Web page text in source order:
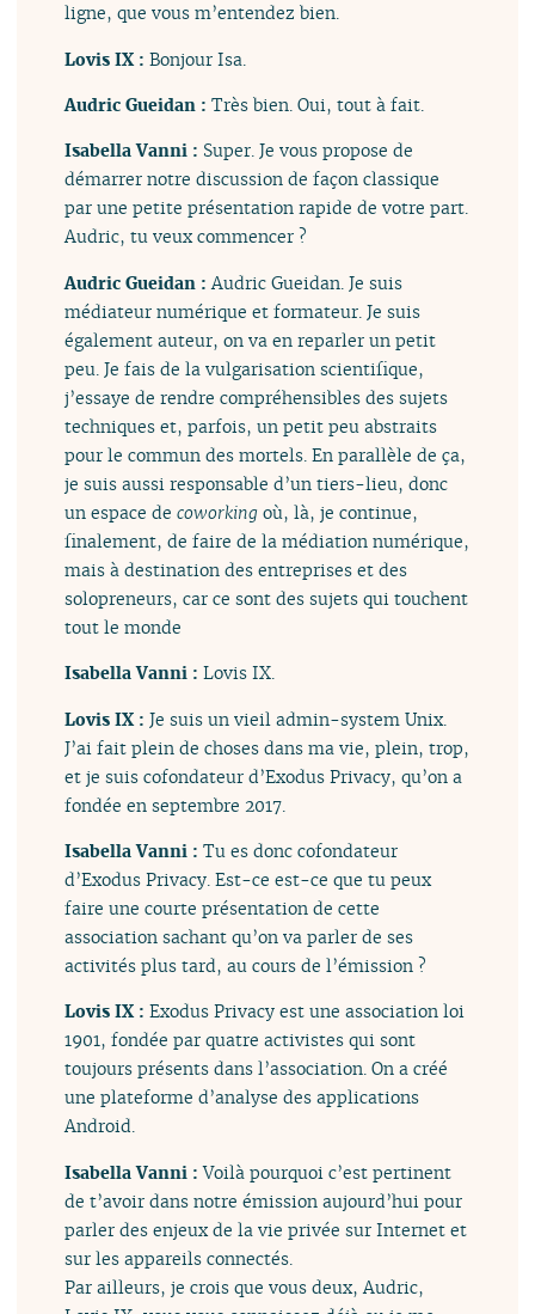
ligne, que vous m’entendez bien.
Lovis IX :Bonjour Isa.
Audric Gueidan :Très bien. Oui, tout à fait.
Isabella Vanni : Super. Je vous propose de
démarrer notre discussion de façon classique
par une petite présentation rapide de votre part.
Audric, tu veux commencer ?
Audric Gueidan :Audric Gueidan. Je suis
médiateur numérique et formateur. Je suis
également auteur, on va en reparler un petit
peu. Je fais de la vulgarisation scientifique,
j’essaye de rendre compréhensibles des sujets
techniques et, parfois, un petit peu abstraits
pour le commun des mortels. En parallèle de ça,
je suis aussi responsable d’un tiers-lieu, donc
un espace decoworking où, là, je continue,
finalement, de faire de la médiation numérique,
mais à destination des entreprises et des
solopreneurs, car ce sont des sujets qui touchent
tout le monde
Isabella Vanni :Lovis IX.
Lovis IX :Je suis un vieil admin-system Unix.
J’ai fait plein de choses dans ma vie, plein, trop,
et je suis cofondateur d’Exodus Privacy, qu’on a
fondée en septembre 2017.
Isabella Vanni :Tu es donc cofondateur
d’Exodus Privacy. Est-ce est-ce que tu peux
faire une courte présentation de cette
association sachant qu’on va parler de ses
activités plus tard, au cours de l’émission ?
Lovis IX :Exodus Privacy est une association loi
1901, fondée par quatre activistes qui sont
toujours présents dans l’association. On a créé
une plateforme d’analyse des applications
Android.
Isabella Vanni :Voilà pourquoi c’est pertinent
de t’avoir dans notre émission aujourd’hui pour
parler des enjeux de la vie privée sur Internet et
sur les appareils connectés.
Par ailleurs, je crois que vous deux, Audric,